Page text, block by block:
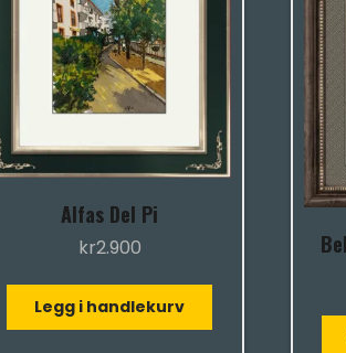
Alfas Del Pi
kr2.900
Legg i handlekurv